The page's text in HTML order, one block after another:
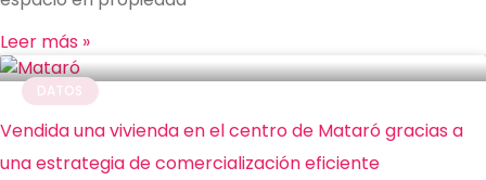
Leer más »
DATOS
Vendida una vivienda en el centro de Mataró gracias a
una estrategia de comercialización eficiente